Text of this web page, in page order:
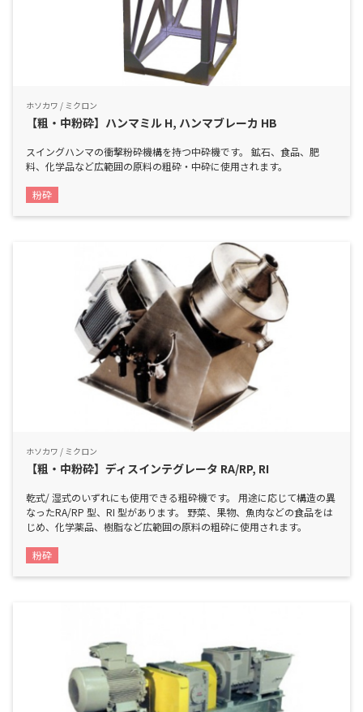
ホソカワ / ミクロン
【粗・中粉砕】ハンマミル H, ハンマブレーカ HB
スイングハンマの衝撃粉砕機構を持つ中砕機です。 鉱石、食品、肥
料、化学品など広範囲の原料の粗砕・中砕に使用されます。
粉砕
ホソカワ / ミクロン
【粗・中粉砕】ディスインテグレータ RA/RP, RI
乾式/ 湿式のいずれにも使用できる粗砕機です。 用途に応じて構造の異
なったRA/RP 型、RI 型があります。 野菜、果物、魚肉などの食品をは
じめ、化学薬品、樹脂など広範囲の原料の粗砕に使用されます。
粉砕